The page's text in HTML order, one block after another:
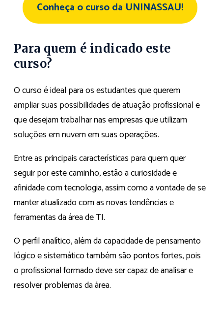
Conheça o curso da UNINASSAU!
Para quem é indicado este
curso?
O curso é ideal para os estudantes que querem
ampliar suas possibilidades de atuação profissional e
que desejam trabalhar nas empresas que utilizam
soluções em nuvem em suas operações.
Entre as principais características para quem quer
seguir por este caminho, estão a curiosidade e
afinidade com tecnologia, assim como a vontade de se
manter atualizado com as novas tendências e
ferramentas da área de TI.
O perfil analítico, além da capacidade de pensamento
lógico e sistemático também são pontos fortes, pois
o profissional formado deve ser capaz de analisar e
resolver problemas da área.